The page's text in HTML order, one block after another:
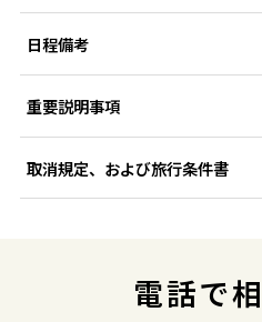
日程備考
重要説明事項
取消規定、および旅行条件書
電話で